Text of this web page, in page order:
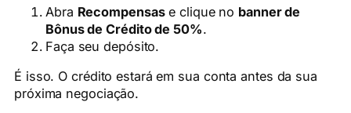
Abra Recompensase clique no banner de
Bônus de Crédito de 50%.
Faça seu depósito.
É isso. O crédito estará em sua conta antes da sua
próxima negociação.